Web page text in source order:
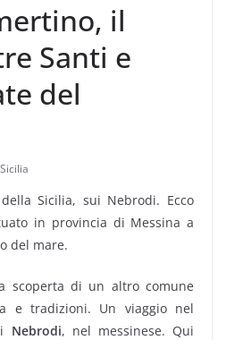
il
Santi e
del
Sicilia, sui Nebrodi. Ecco
in provincia di Messina a
del mare.
scoperta di un altro comune
e tradizioni. Un viaggio nel
Nebrodi, nel messinese. Qui